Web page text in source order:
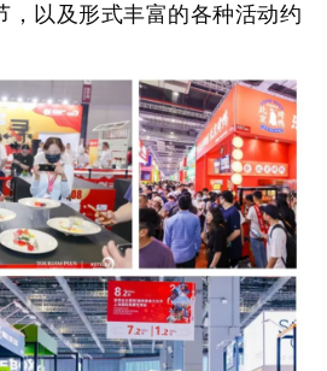
，以及形式丰富的各种活动约